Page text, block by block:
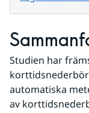
Studien har
automatiska
av